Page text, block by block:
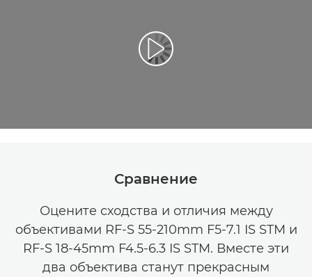
Воспроизведение видео
Сравнение
Оцените сходства и отличия между
объективами RF-S 55-210mm F5-7.1 IS STM и
RF-S 18-45mm F4.5-6.3 IS STM. Вместе эти
два объектива станут прекрасным